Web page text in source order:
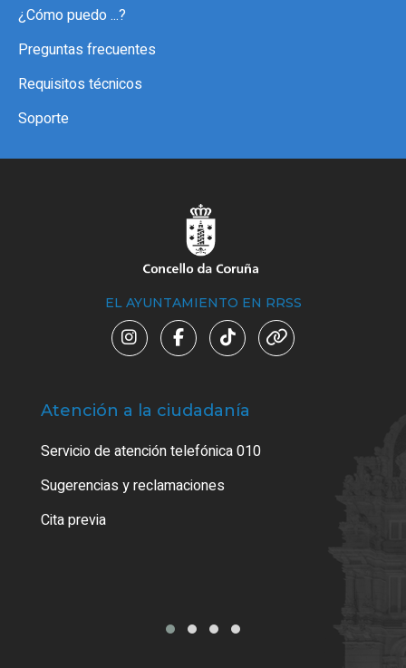
¿Cómo puedo ...?
Preguntas frecuentes
Requisitos técnicos
Soporte
EL AYUNTAMIENTO EN RRSS
Atención a la ciudadanía
Servicio de atención telefónica 010
Sugerencias y reclamaciones
Cita previa